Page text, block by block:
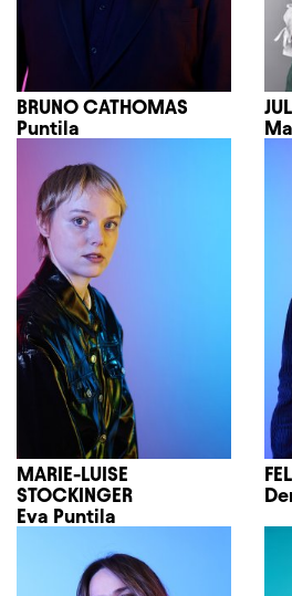
BRUNO CATHOMAS
Puntila
MARIE-LUISE
STOCKINGER
Eva Puntila